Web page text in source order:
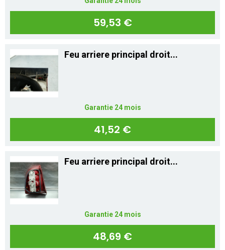
59,53 €
Feu arriere principal droit...
Garantie 24 mois
41,52 €
Feu arriere principal droit...
Garantie 24 mois
48,69 €